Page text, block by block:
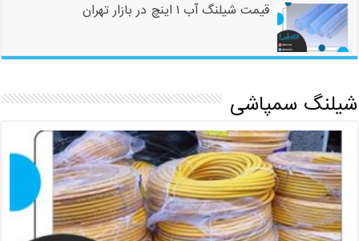
قیمت شیلنگ آب ۱ اینچ در بازار تهران
شیلنگ سمپاشی